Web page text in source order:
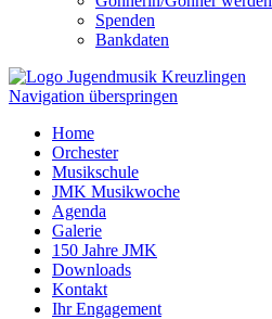
Spenden
Bankdaten
Navigation überspringen
Home
Orchester
Musikschule
JMK Musikwoche
Agenda
Galerie
150 Jahre JMK
Downloads
Kontakt
Ihr Engagement